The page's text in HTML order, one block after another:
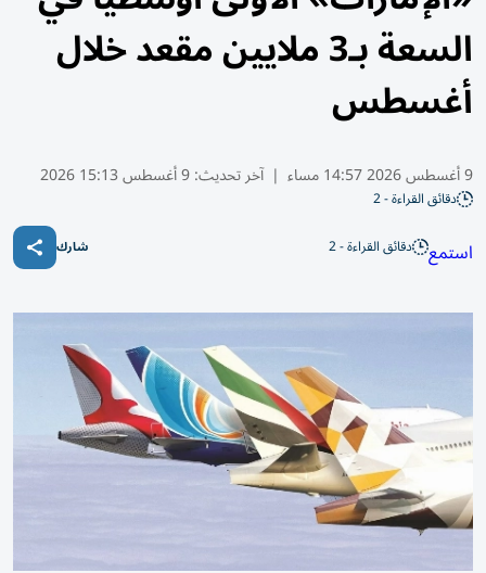
السعة بـ3 ملايين مقعد خلال
أغسطس
9 أغسطس 2026 14:57 مساء | آخر تحديث:9 أغسطس 15:13 2026
دقائق القراءة - 2
استمع دقائق القراءة - 2 شارك